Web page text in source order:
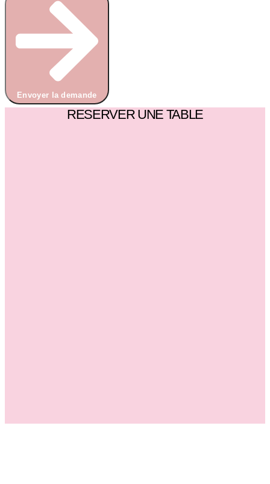
Envoyer la demande
RESERVER UNE TABLE